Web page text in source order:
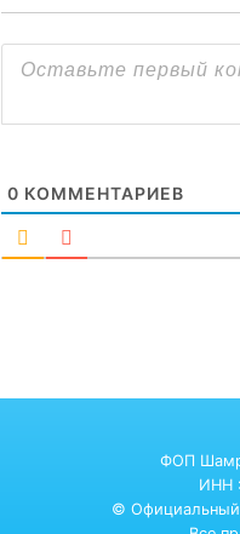
0 КОММЕНТАРИЕВ
ФОП
ИНН
© Официальный